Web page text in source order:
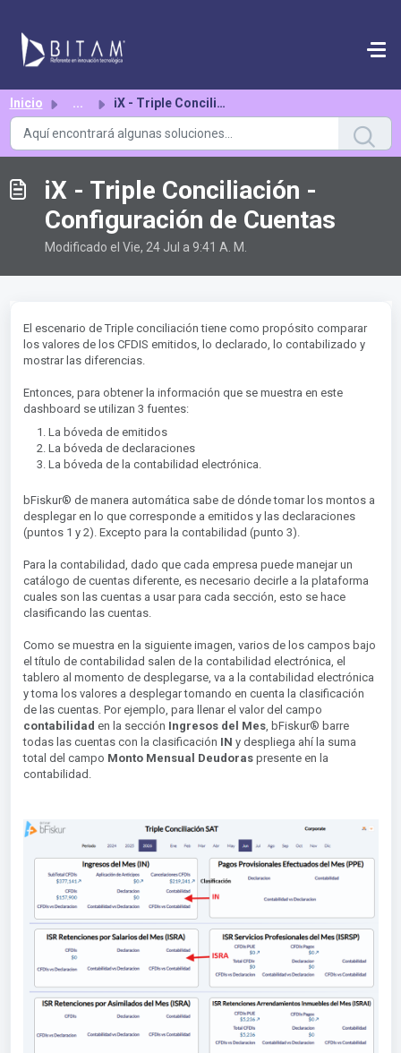
Inicio ... iX - Triple Conciliación - Configuración de Cuentas
iX - Triple Conciliación -
Configuración de Cuentas
Modificado el Vie, 24 Jul a 9:41 A. M.
El escenario de Triple conciliación tiene como propósito comparar
los valores de los CFDIS emitidos, lo declarado, lo contabilizado y
mostrar las diferencias.
Entonces, para obtener la información que se muestra en este
dashboard se utilizan 3 fuentes:
La bóveda de emitidos
La bóveda de declaraciones
La bóveda de la contabilidad electrónica.
bFiskur®︎ de manera automática sabe de dónde tomar los montos a
desplegar en lo que corresponde a emitidos y las declaraciones
(puntos 1 y 2). Excepto para la contabilidad (punto 3).
Para la contabilidad, dado que cada empresa puede manejar un
catálogo de cuentas diferente, es necesario decirle a la plataforma
cuales son las cuentas a usar para cada sección, esto se hace
clasificando las cuentas.
Como se muestra en la siguiente imagen, varios de los campos bajo
el título de contabilidad salen de la contabilidad electrónica, el
tablero al momento de desplegarse, va a la contabilidad electrónica
y toma los valores a desplegar tomando en cuenta la clasificación
de las cuentas. Por ejemplo, para llenar el valor del campo
contabilidad en la sección Ingresos del Mes, bFiskur®︎ barre
todas las cuentas con la clasificación IN y despliega ahí la suma
total del campo Monto Mensual Deudoraspresente en la
contabilidad.